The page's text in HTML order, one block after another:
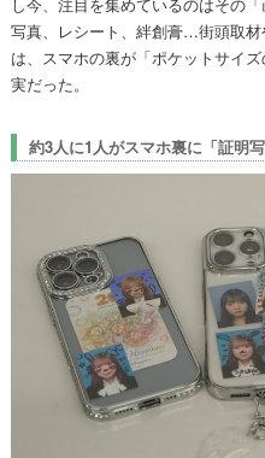
写真、レシート、絆創膏…街頭取
は、スマホの裏が「ポケットサイ
実だった。
約3人に1人がスマホ裏に「証明